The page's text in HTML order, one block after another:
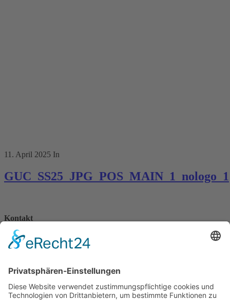
11. April 2025 In
GUC_SS25_JPG_POS_MAIN_1_nologo_1
Kontakt
Königsbau / Erdgeschoss
Königstraße 28
T: 0711 29 39 20
kontakt@kaestner-stuttgart.de